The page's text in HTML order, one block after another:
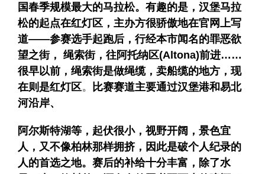
国春季规模最大的马拉松。有趣的是，汉堡马拉
松的起点在红灯区，主办方很骄傲地在官网上写
道——参赛选手起跑后，行经本市闻名的罪恶欲
望之街， 绳索街，往阿托纳区(Altona)前进……
很早以前，绳索街是做绳缆，卖船缆的地方，现
在则是红灯区。
比赛赛道主要通过汉堡港和易北
河沿岸、
阿尔斯特湖等，起伏很小，视野开阔，景色宜
人，又不像柏林那样拥挤，因此是破个人纪录的
人的首选之地。赛后的补给十分丰富，除了水